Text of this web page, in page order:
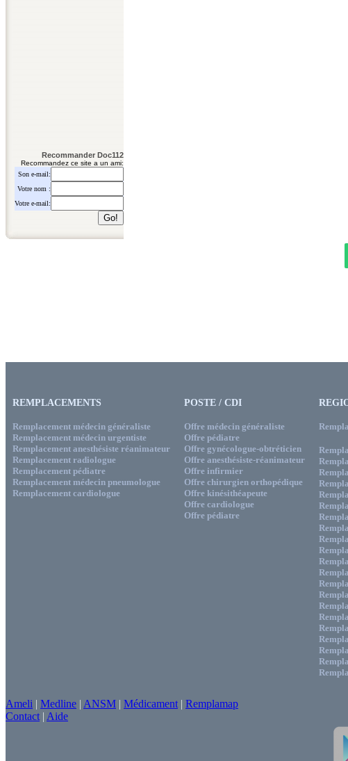
Recommander Doc112
Recommandez ce site a un ami:
Son e-mail:
Votre nom :
Votre e-mail:
REMPLACEMENTS
Remplacement médecin généraliste
Remplacement médecin urgentiste
Remplacement anesthésiste réanimateur
Remplacement radiologue
Remplacement pédiatre
Remplacement médecin pneumologue
Remplacement cardiologue
POSTE / CDI
Offre médecin généraliste
Offre pédiatre
Offre gynécologue-obtréticien
Offre anesthésiste-réanimateur
Offre infirmier
Offre chirurgien orthopédique
Offre kinésithéapeute
Offre cardiologue
Offre pédiatre
Ameli | Medline | ANSM | Médicament | Remplamap
Contact | Aide